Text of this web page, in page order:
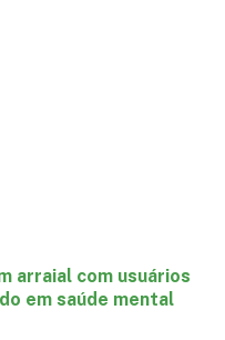
arraial com usuários
em saúde mental